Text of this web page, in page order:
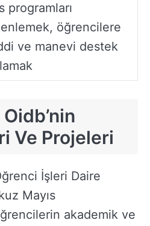
programları
öğrencilere
ve manevi destek
Ve Projeleri
İşleri Daire
Mayıs
akademik ve